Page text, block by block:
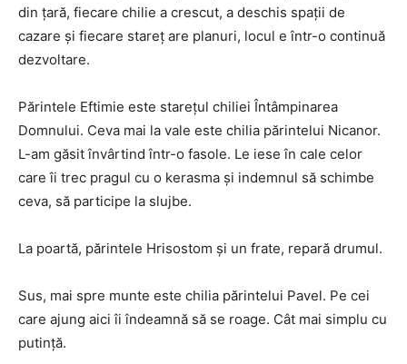
din ţară, fiecare chilie a crescut, a deschis spaţii de
cazare şi fiecare stareţ are planuri, locul e într-o continuă
dezvoltare.
Părintele Eftimie este stareţul chiliei Întâmpinarea
Domnului. Ceva mai la vale este chilia părintelui Nicanor.
L-am găsit învârtind într-o fasole. Le iese în cale celor
care îi trec pragul cu o kerasma şi indemnul să schimbe
ceva, să participe la slujbe.
La poartă, părintele Hrisostom şi un frate, repară drumul.
Sus, mai spre munte este chilia părintelui Pavel. Pe cei
care ajung aici îi îndeamnă să se roage. Cât mai simplu cu
putinţă.